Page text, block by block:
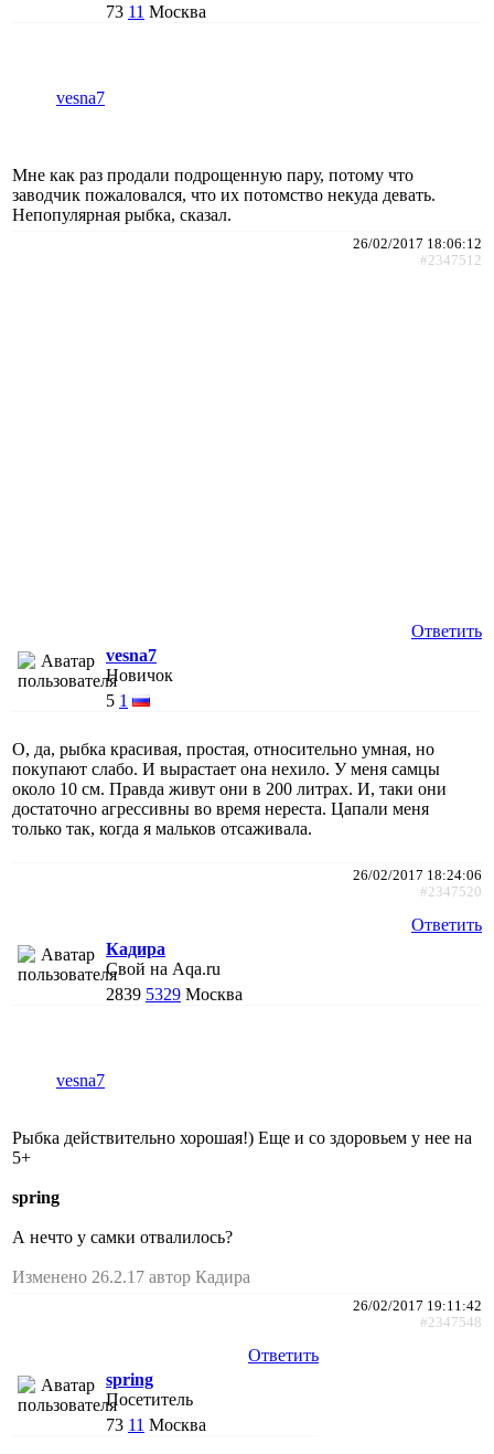
73 11 Москва
vesna7
Мне как раз продали подрощенную пару, потому что
заводчик пожаловался, что их потомство некуда девать.
Непопулярная рыбка, сказал.
26/02/2017 18:06:12
#2347512
Ответить
vesna7
Новичок
5 1
О, да, рыбка красивая, простая, относительно умная, но
покупают слабо. И вырастает она нехило. У меня самцы
около 10 см. Правда живут они в 200 литрах. И, таки они
достаточно агрессивны во время нереста. Цапали меня
только так, когда я мальков отсаживала.
26/02/2017 18:24:06
#2347520
Ответить
Кадира
Свой на Aqa.ru
2839 5329 Москва
vesna7
Рыбка действительно хорошая!) Еще и со здоровьем у нее на
5+
spring
А нечто у самки отвалилось?
Изменено 26.2.17 автор Кадира
26/02/2017 19:11:42
#2347548
Ответить
spring
Посетитель
73 11 Москва